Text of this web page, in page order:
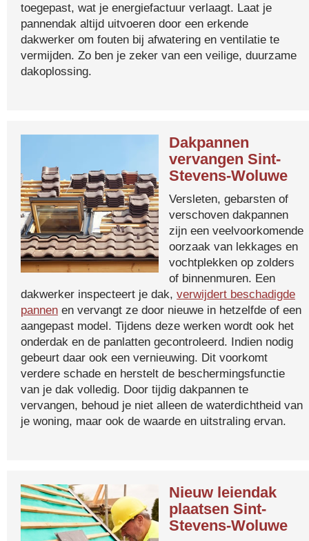
toegepast, wat je energiefactuur verlaagt. Laat je
pannendak altijd uitvoeren door een erkende
dakwerker om fouten bij afwatering en ventilatie te
vermijden. Zo ben je zeker van een veilige, duurzame
dakoplossing.
Dakpannen
vervangen Sint-
Stevens-Woluwe
Versleten, gebarsten of
verschoven dakpannen
zijn een veelvoorkomende
oorzaak van lekkages en
vochtplekken op zolders
of binnenmuren. Een
dakwerker inspecteert je dak, verwijdert beschadigde
pannen en vervangt ze door nieuwe in hetzelfde of een
aangepast model. Tijdens deze werken wordt ook het
onderdak en de panlatten gecontroleerd. Indien nodig
gebeurt daar ook een vernieuwing. Dit voorkomt
verdere schade en herstelt de beschermingsfunctie
van je dak volledig. Door tijdig dakpannen te
vervangen, behoud je niet alleen de waterdichtheid van
je woning, maar ook de waarde en uitstraling ervan.
Nieuw leiendak
plaatsen Sint-
Stevens-Woluwe